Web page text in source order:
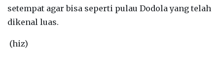
setempat agar bisa seperti pulau Dodola yang telah
dikenal luas.
(hiz)